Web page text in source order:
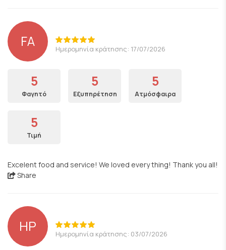
FA Ημερομηνία κράτησης: 17/07/2026
5
Φαγητό
5
Εξυπηρέτηση
5
Ατμόσφαιρα
5
Τιμή
Excelent food and service! We loved every thing! Thank you all!
Share
HP Ημερομηνία κράτησης: 03/07/2026